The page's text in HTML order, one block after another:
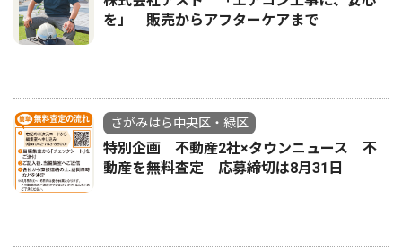
を」 販売からアフターケアまで
さがみはら中央区・緑区
特別企画 不動産2社×タウンニュース 不
動産を無料査定 応募締切は8月31日